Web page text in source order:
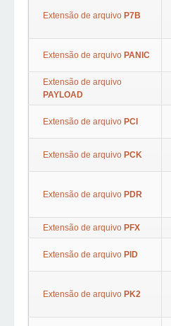
Extensão de arquivo P7B
Extensão de arquivo PANIC
Extensão de arquivo
PAYLOAD
Extensão de arquivo PCI
Extensão de arquivo PCK
Extensão de arquivo PDR
Extensão de arquivo PFX
Extensão de arquivo PID
Extensão de arquivo PK2